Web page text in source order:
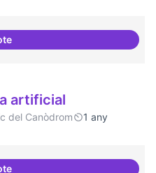
Bar obert i dinamitzat
artificial
del Canòdrom
1 any